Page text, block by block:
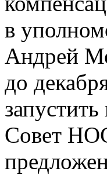
в
Андрей
до
Совет